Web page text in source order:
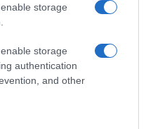
storage
storage
authentication
and other
κι επέστρεψε στην